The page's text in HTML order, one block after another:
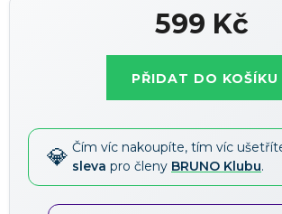
599 Kč
PŘIDAT DO KOŠÍKU
Čím víc nakoupíte, tím víc
sleva pro členy BRUNO Klubu.